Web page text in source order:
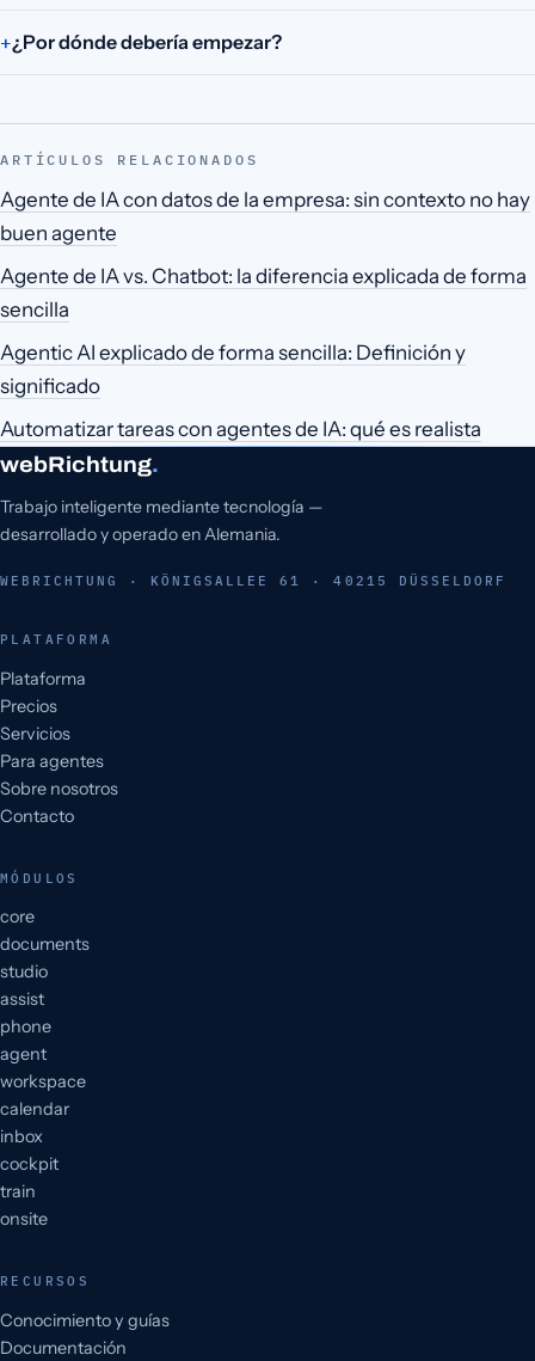
¿Por dónde debería empezar?
ARTÍCULOS RELACIONADOS
Agente de IA con datos de la empresa: sin contexto no hay
buen agente
Agente de IA vs. Chatbot: la diferencia explicada de forma
sencilla
Agentic AI explicado de forma sencilla: Definición y
significado
Automatizar tareas con agentes de IA: qué es realista
webRichtung.
Trabajo inteligente mediante tecnología —
desarrollado y operado en Alemania.
WEBRICHTUNG · KÖNIGSALLEE 61 · 40215 DÜSSELDORF
PLATAFORMA
Plataforma
Precios
Servicios
Para agentes
Sobre nosotros
Contacto
MÓDULOS
core
documents
studio
assist
phone
agent
workspace
calendar
inbox
cockpit
train
onsite
RECURSOS
Conocimiento y guías
Documentación